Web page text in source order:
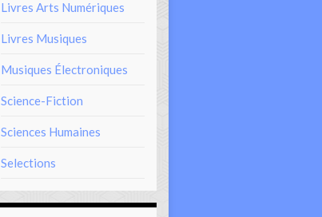
Livres Arts Numériques
Livres Musiques
Musiques Électroniques
Science-Fiction
Sciences Humaines
Selections